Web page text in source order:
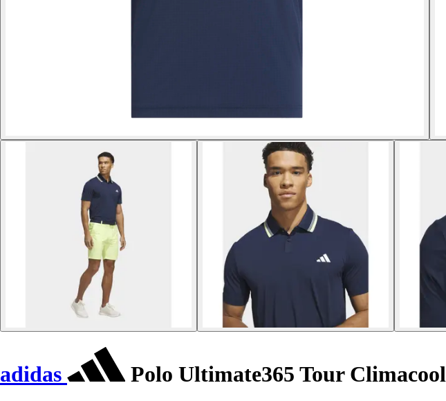
adidas Polo Ultimate365 Tour Climacool